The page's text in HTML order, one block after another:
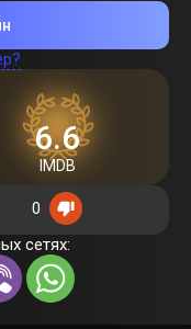
6.6
IMDB
0
сетях: